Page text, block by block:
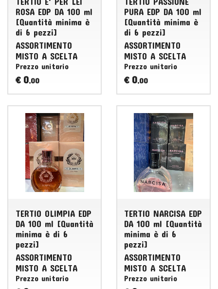
ROSA EDP DA 100 ml
[Quantità minima è
di 6 pezzi]
ASSORTIMENTO
MISTO A SCELTA
Prezzo unitario
€ 0,00
PURA EDP DA 100 ml
[Quantità minima è
di 6 pezzi]
ASSORTIMENTO
MISTO A SCELTA
Prezzo unitario
€ 0,00
TERTIO OLIMPIA EDP
DA 100 ml [Quantità
minima è di 6
pezzi]
ASSORTIMENTO
MISTO A SCELTA
Prezzo unitario
TERTIO NARCISA EDP
DA 100 ml [Quantità
minima è di 6
pezzi]
ASSORTIMENTO
MISTO A SCELTA
Prezzo unitario